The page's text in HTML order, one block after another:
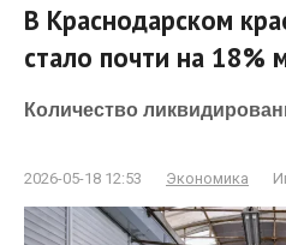
В Краснодарском
стало почти на 18%
Количество
2026-05-18 12:53 Экономика